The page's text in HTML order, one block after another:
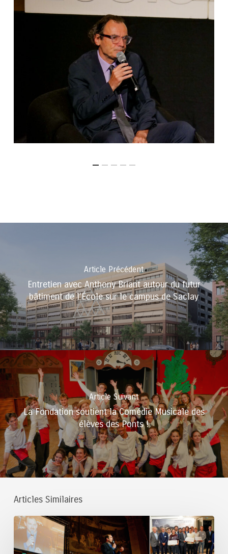
Article Précédent
Entretien avec Anthony Briant autour du futur
bâtiment de l’École sur le campus de Saclay
Article Suivant
La Fondation soutient la Comédie Musicale des
élèves des Ponts !
Articles Similaires
Prêts
d’honneur
aux